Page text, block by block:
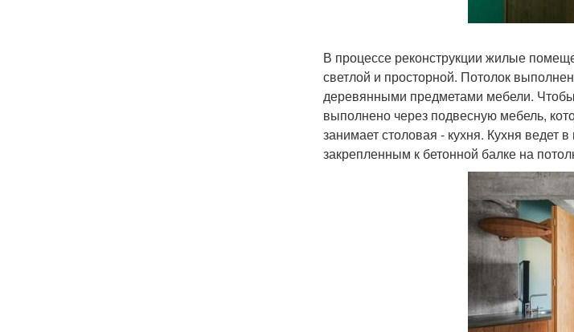
В процессе реконструкции жилые
светлой и просторной. Потолок
деревянными предметами мебели.
выполнено через подвесную мебель,
занимает столовая - кухня. Кухня ведет
закрепленным к бетонной балке на